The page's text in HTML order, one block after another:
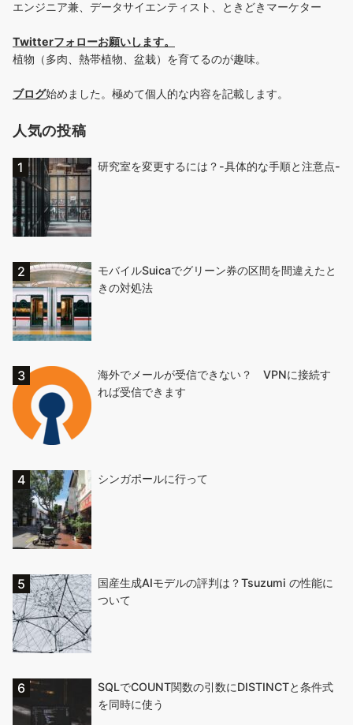
エンジニア兼、データサイエンティスト、ときどきマーケター
Twitterフォローお願いします。
植物（多肉、熱帯植物、盆栽）を育てるのが趣味。
ブログ始めました。極めて個人的な内容を記載します。
人気の投稿
研究室を変更するには？-具体的な手順と注意点-
モバイルSuicaでグリーン券の区間を間違えたと
きの対処法
海外でメールが受信できない？ VPNに接続す
れば受信できます
シンガポールに行って
国産生成AIモデルの評判は？Tsuzumi の性能に
ついて
SQLでCOUNT関数の引数にDISTINCTと条件式
を同時に使う